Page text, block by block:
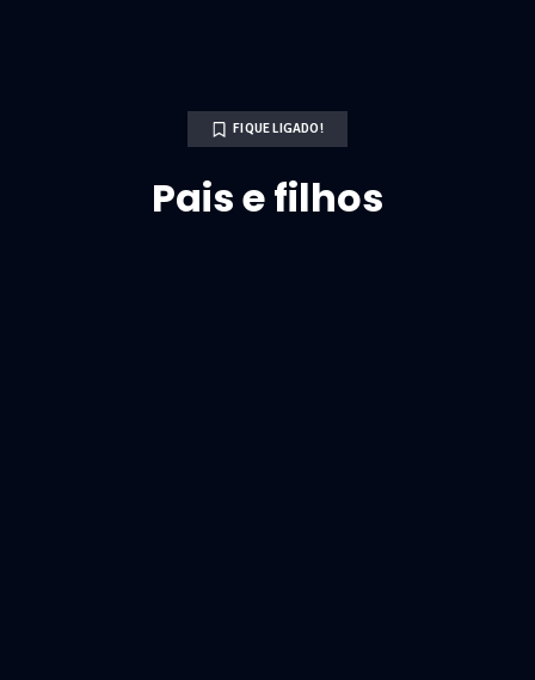
FIQUE LIGADO!
Pais e filhos